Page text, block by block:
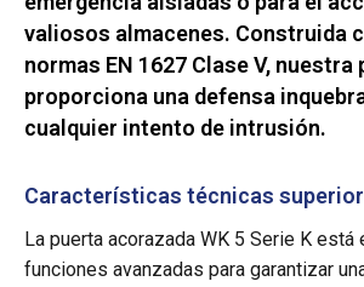
valiosos almacenes. Construida
normas EN 1627 Clase V, nuestra
proporciona una defensa
cualquier intento de intrusión.
Características técnicas
La puerta acorazada WK 5 Serie K está
funciones avanzadas para garantizar